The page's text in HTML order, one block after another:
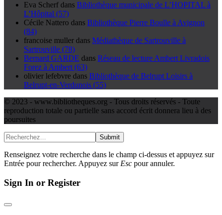
Eva Scherf dans Bibliothèque municipale de L’HOPITAL à
L’Hôpital (57)
Cécile Nattero dans Bibliothèque Pierre Boulle à Avignon
(84)
francoise muller dans Médiathèque de Sartrouville à
Sartrouville (78)
Bernard GARDE dans Réseau de lecture Ambert Livradois
Forez à Ambert (63)
olivier lefebvre dans Bibliothèque de Belrupt Loisirs à
Belrupt-en-Verdunois (55)
© 2023 - www.bibliotheques.org - Tous droits réservés - Toute
reproduction totale ou partielle sans accord écrit donnera lieu à des
poursuites
Submit
Renseignez votre recherche dans le champ ci-dessus et appuyez sur
Entrée pour rechercher. Appuyez sur Esc pour annuler.
Sign In or Register